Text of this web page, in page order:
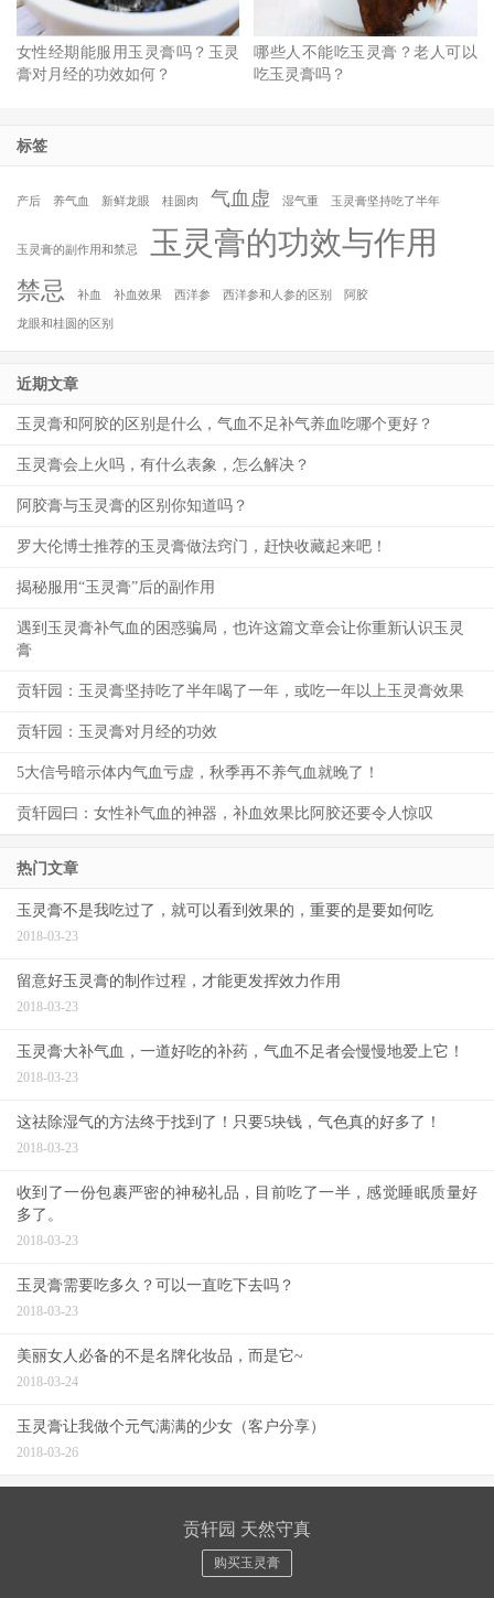
女性经期能服用玉灵膏吗？玉灵
膏对月经的功效如何？
哪些人不能吃玉灵膏？老人可以
吃玉灵膏吗？
标签
产后 养气血 新鲜龙眼 桂圆肉 气血虚 湿气重 玉灵膏坚持吃了半年
玉灵膏的副作用和禁忌 玉灵膏的功效与作用
禁忌 补血 补血效果 西洋参 西洋参和人参的区别 阿胶
龙眼和桂圆的区别
近期文章
玉灵膏和阿胶的区别是什么，气血不足补气养血吃哪个更好？
玉灵膏会上火吗，有什么表象，怎么解决？
阿胶膏与玉灵膏的区别你知道吗？
罗大伦博士推荐的玉灵膏做法窍门，赶快收藏起来吧！
揭秘服用“玉灵膏”后的副作用
遇到玉灵膏补气血的困惑骗局，也许这篇文章会让你重新认识玉灵
膏
贡轩园：玉灵膏坚持吃了半年喝了一年，或吃一年以上玉灵膏效果
贡轩园：玉灵膏对月经的功效
5大信号暗示体内气血亏虚，秋季再不养气血就晚了！
贡轩园曰：女性补气血的神器，补血效果比阿胶还要令人惊叹
热门文章
玉灵膏不是我吃过了，就可以看到效果的，重要的是要如何吃
2018-03-23
留意好玉灵膏的制作过程，才能更发挥效力作用
2018-03-23
玉灵膏大补气血，一道好吃的补药，气血不足者会慢慢地爱上它！
2018-03-23
这祛除湿气的方法终于找到了！只要5块钱，气色真的好多了！
2018-03-23
收到了一份包裹严密的神秘礼品，目前吃了一半，感觉睡眠质量好
多了。
2018-03-23
玉灵膏需要吃多久？可以一直吃下去吗？
2018-03-23
美丽女人必备的不是名牌化妆品，而是它~
2018-03-24
玉灵膏让我做个元气满满的少女（客户分享）
2018-03-26
贡轩园 天然守真
购买玉灵膏